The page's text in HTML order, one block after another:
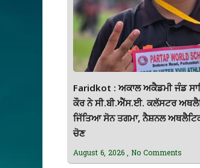
Faridkot : ਅਕਾਲ ਅਕੈਡਮੀ ਜੰਡ
ਕੌਰ ਨੇ ਸੀ.ਬੀ.ਐੱਸ.ਈ. ਕਲੱਸਟਰ
ਜਿੱਤਿਆ ਸੋਨ ਤਗਮਾ, ਨੈਸ਼ਨਲ
ਚੋਣ
August 6, 2026 No Comments